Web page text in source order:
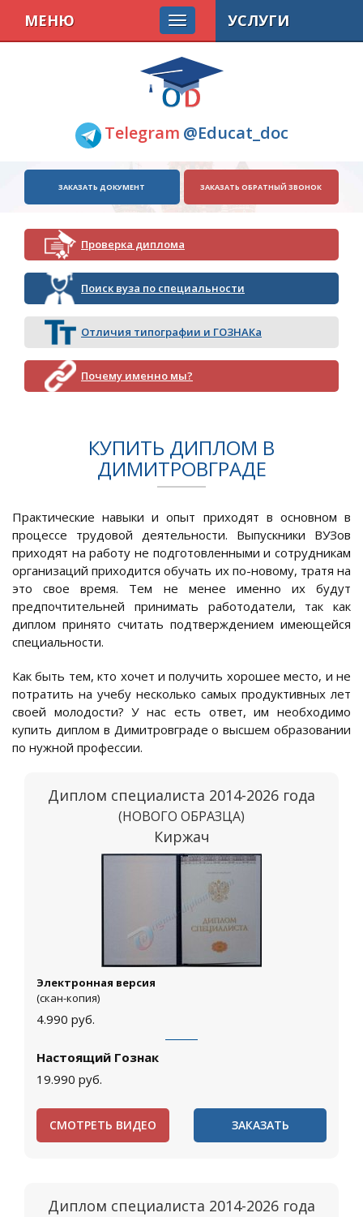
Telegram @Educat_doc
МЕНЮ
ЗАКАЗАТЬ ДОКУМЕНТ ЗАКАЗАТЬ ОБРАТНЫЙ ЗВОНОК
Проверка диплома
Поиск вуза по специальности
Отличия типографии и ГОЗНАКа
Почему именно мы?
УСЛУГИ
КУПИТЬ ДИПЛОМ В
ДИМИТРОВГРАДЕ
Практические навыки и опыт приходят в основном в
процессе трудовой деятельности. Выпускники ВУЗов
приходят на работу не подготовленными и сотрудникам
организаций приходится обучать их по-новому, тратя на
это свое время. Тем не менее именно их будут
предпочтительней принимать работодатели, так как
диплом принято считать подтверждением имеющейся
специальности.
Как быть тем, кто хочет и получить хорошее место, и не
потратить на учебу несколько самых продуктивных лет
своей молодости? У нас есть ответ, им необходимо
купить диплом в Димитровграде о высшем образовании
по нужной профессии.
Диплом специалиста 2014-2026 года
(НОВОГО ОБРАЗЦА)
Киржач
Электронная версия
(скан-копия)
4.990 руб.
Настоящий Гознак
19.990 руб.
СМОТРЕТЬ ВИДЕО ЗАКАЗАТЬ
Диплом специалиста 2014-2026 года